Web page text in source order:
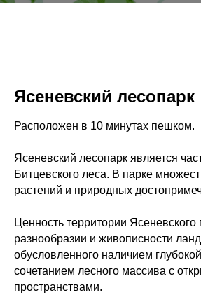
Ясеневский лесопарк
Расположен в 10 минутах пешком.
Ясеневский лесопарк является
Битцевского леса. В парке
растений и природных
Ценность территории Ясеневского
разнообразии и живописности
обусловленного наличием
сочетанием лесного массива с
пространствами.